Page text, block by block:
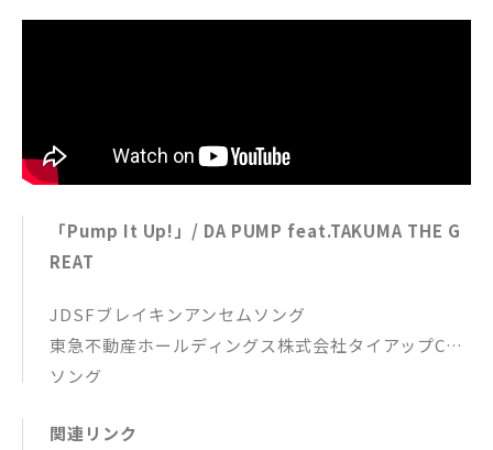
「Pump It Up!」/ DA PUMP feat.TAKUMA THE G
REAT
JDSFブレイキンアンセムソング
東急不動産ホールディングス株式会社タイアップCM
ソング
作曲・編曲：m.c.A・T, KO-ney
関連リンク